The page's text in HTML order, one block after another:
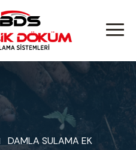
DAMLA SULAMA EK